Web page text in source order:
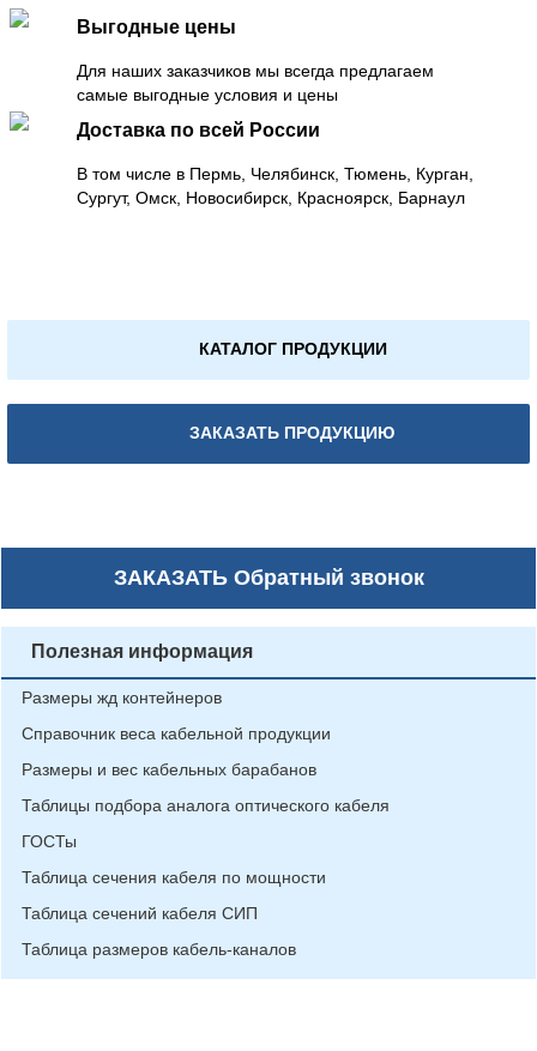
Выгодные цены
Для наших заказчиков мы всегда предлагаем
самые выгодные условия и цены
Доставка по всей России
В том числе в Пермь, Челябинск, Тюмень, Курган,
Сургут, Омск, Новосибирск, Красноярск, Барнаул
КАТАЛОГ ПРОДУКЦИИ
ЗАКАЗАТЬ ПРОДУКЦИЮ
ЗАКАЗАТЬОбратный звонок
Полезная информация
Размеры жд контейнеров
Справочник веса кабельной продукции
Размеры и вес кабельных барабанов
Таблицы подбора аналога оптического кабеля
ГОСТы
Таблица сечения кабеля по мощности
Таблица сечений кабеля СИП
Таблица размеров кабель-каналов